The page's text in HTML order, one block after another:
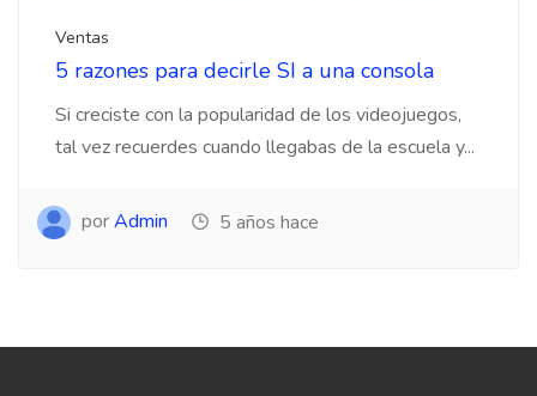
Ventas
5 razones para decirle SI a una consola
Si creciste con la popularidad de los videojuegos,
tal vez recuerdes cuando llegabas de la escuela y...
porAdmin 5 años hace